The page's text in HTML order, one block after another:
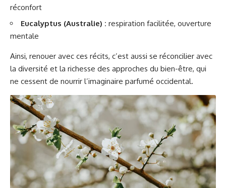
réconfort
Eucalyptus (Australie) : respiration facilitée, ouverture
mentale
Ainsi, renouer avec ces récits, c’est aussi se réconcilier avec
la diversité et la richesse des approches du bien-être, qui
ne cessent de nourrir l’imaginaire parfumé occidental.